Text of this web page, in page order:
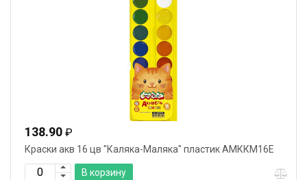
138.90 ₽
Краски акв 16 цв "Каляка-Маляка" пластик АМККМ16Е
В корзину